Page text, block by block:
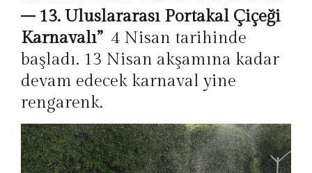
– 13. Uluslararası Portakal Çiçeği
Karnavalı”4 Nisan tarihinde
başladı. 13 Nisan akşamına kadar
devam edecek karnaval yine
rengarenk.